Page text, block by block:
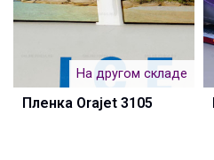
На другом складе
Пленка Orajet 3105